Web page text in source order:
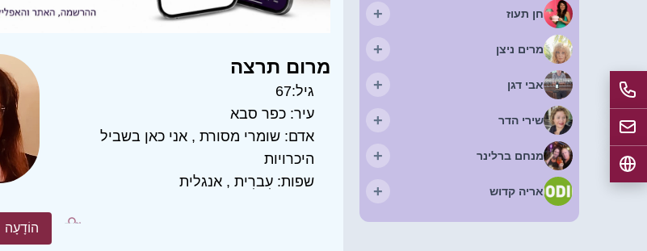
מרום תרצה
גיל:67
עיר: כפר סבא
אדם: שומרי מסורת , אני כאן בשביל
היכרויות
שפות: עִברִית , אנגלית
הוֹדָעָה
חן תעוז +
מרים ניצן +
אבי דגן +
שירי הדר +
מנחם ברלינר +
אריה קדוש +